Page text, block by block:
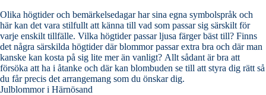
Olika högtider och bemärkelsedagar har sina egna symbolspråk och
här kan det vara stilfullt att känna till vad som passar sig särskilt för
varje enskilt tillfälle. Vilka högtider passar ljusa färger bäst till? Finns
det några särskilda högtider där blommor passar extra bra och där man
kanske kan kosta på sig lite mer än vanligt? Allt sådant är bra att
försöka att ha i åtanke och där kan blombuden se till att styra dig rätt så
du får precis det arrangemang som du önskar dig.
Julblommor i Härnösand